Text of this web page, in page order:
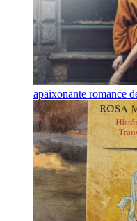
apaixonante romance